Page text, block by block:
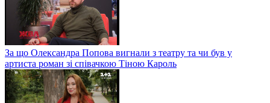
За що Олександра Попова вигнали з театру та чи був у
артиста роман зі співачкою Тіною Кароль